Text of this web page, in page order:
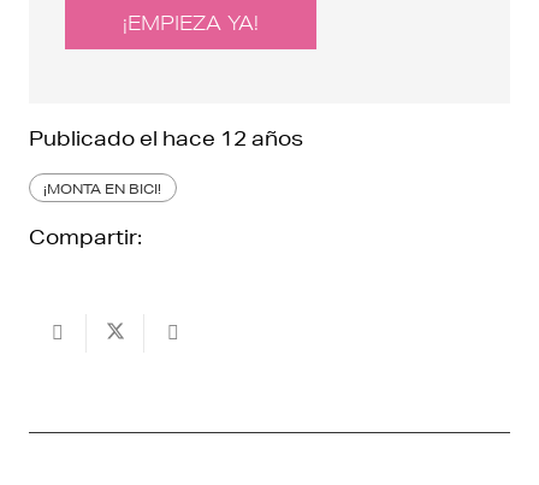
¡EMPIEZA YA!
Publicado el hace 12 años
¡MONTA EN BICI!
Compartir: